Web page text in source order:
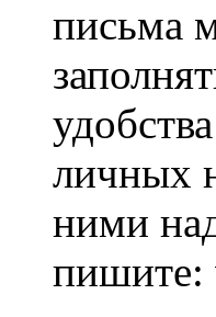
письма
личных
ними
пишите: